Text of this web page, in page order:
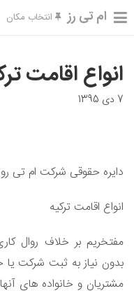
ام تی رز انتخاب مکان
انواع اقامت
7 دی 1395
دایره حقوقی شرکت ام تی
انواع اقامت ترکیه
مفتخریم بر خلاف روال
بدون نیاز به ثبت شرکت یا
مشتریان و خانواده های